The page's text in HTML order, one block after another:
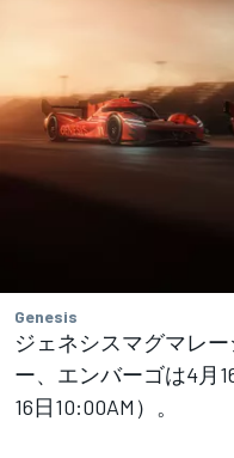
Genesis
ジェネシスマグマレー
ー、エンバーゴは4月
16日10:00AM）。